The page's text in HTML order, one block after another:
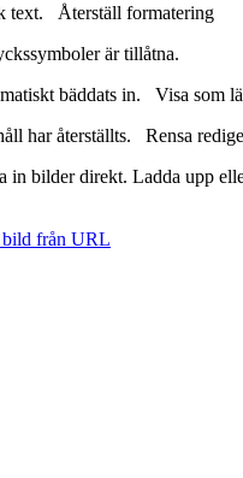
text. Återställ formatering
är tillåtna.
bäddats in. Visa som
har återställts. Rensa
in bilder direkt. Ladda upp
från URL